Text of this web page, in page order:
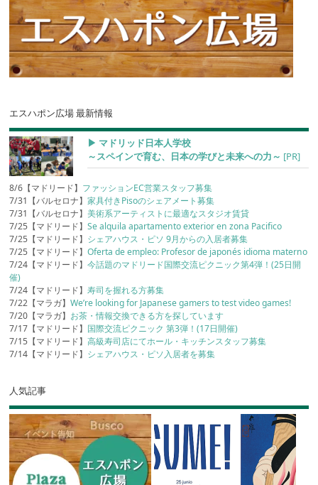
エスハポン広場 最新情報
▶︎ マドリッド日本人学校
～スペインで育む、日本の学びと未来への力～ [PR]
8/6【マドリード】 ファッションEC営業スタッフ募集
7/31【バルセロナ】家具付きPisoのシェアメート募集
7/31【バルセロナ】美術系アーティストに最適なスタジオ賃貸
7/25【マドリード】Se alquila apartamento exterior en zona Pacifico
7/25【マドリード】 シェアハウス・ピソ 9月からの入居者募集
7/25【マドリード】Oferta de empleo: Profesor de japonés idioma materno
7/24【マドリード】今話題のマドリード国際交流ピクニック第4弾！(25日開
催)
7/24【マドリード】寿司を握れる方募集
7/22【マラガ】We’re looking for Japanese gamers to test video games!
7/20【マラガ】 お茶・情報交換できる方を探しています
7/17【マドリード】 国際交流ピクニック 第3弾！(17日開催)
7/15【マドリード】高級寿司店にてホール・キッチンスタッフ募集
7/14【マドリード】 シェアハウス・ピソ入居者を募集
人気記事